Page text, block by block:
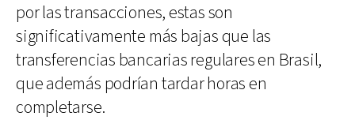
por las transacciones, estas son
significativamente más bajas que las
transferencias bancarias regulares en Brasil,
que además podrían tardar horas en
completarse.